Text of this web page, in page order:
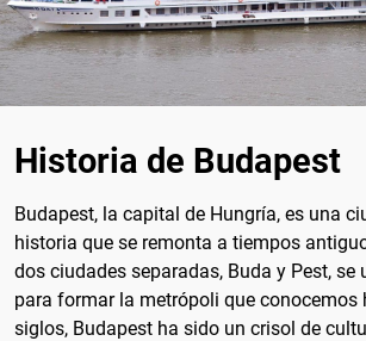
Historia de Budapest
Budapest, la capital de Hungría, es una
historia que se remonta a tiempos
dos ciudades separadas, Buda y Pest, se
para formar la metrópoli que conocemos
siglos, Budapest ha sido un crisol de